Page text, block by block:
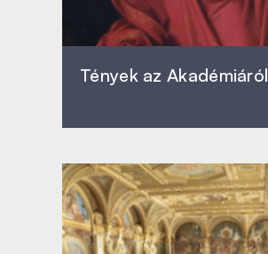
Tények az Akadémiáról